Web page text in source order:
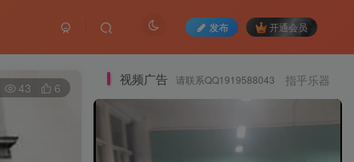
发布 开通会员
43 6
视频广告 请联系QQ1919588043 指乎乐器